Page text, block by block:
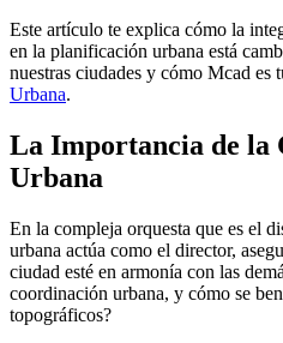
Este artículo te explica cómo la
en la planificación urbana está
nuestras ciudades y cómo Mcad es
Urbana.
La Importancia de la
Urbana
En la compleja orquesta que es el
urbana actúa como el director,
ciudad esté en armonía con las
coordinación urbana, y cómo se
topográficos?